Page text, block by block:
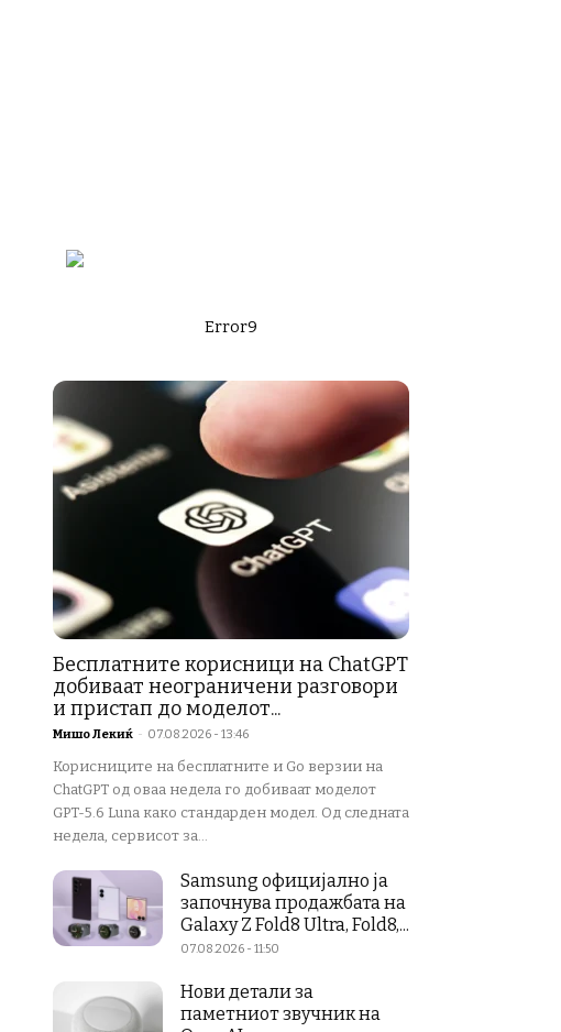
Error9
Бесплатните корисници на ChatGPT
добиваат неограничени разговори
и пристап до моделот...
Мишо Лекиќ - 07.08.2026 - 13:46
Корисниците на бесплатните и Go верзии на
ChatGPT од оваа недела го добиваат моделот
GPT-5.6 Luna како стандарден модел. Од следната
недела, сервисот за...
Samsung официјално ја
започнува продажбата на
Galaxy Z Fold8 Ultra, Fold8,...
07.08.2026 - 11:50
Нови детали за
паметниот звучник на